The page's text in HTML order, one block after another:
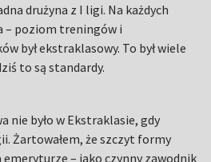
drużyna z I ligi. Na każdych
– poziom treningów i
był ekstraklasowy. To był wiele
to są standardy.
nie było w Ekstraklasie, gdy
Żartowałem, że szczyt formy
emeryturze – jako czynny zawodnik